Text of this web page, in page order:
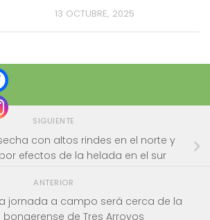
13 OCTUBRE, 2025
SIGUIENTE
con altos rindes en el norte y
efectos de la helada en el sur
ANTERIOR
jornada a campo será cerca de la
de Tres Arroyos